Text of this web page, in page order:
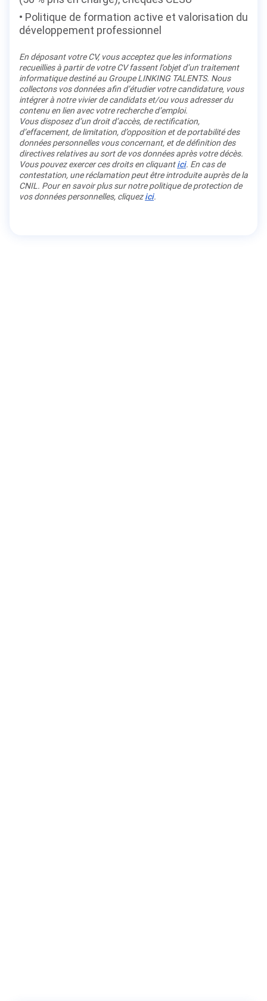
Politique de formation active et valorisation du
développement professionnel
En déposant votre CV, vous acceptez que les informations
recueillies à partir de votre CV fassent l’objet d’un traitement
informatique destiné au Groupe LINKING TALENTS. Nous
collectons vos données afin d’étudier votre candidature, vous
intégrer à notre vivier de candidats et/ou vous adresser du
contenu en lien avec votre recherche d’emploi.
Vous disposez d’un droit d’accès, de rectification,
d’effacement, de limitation, d’opposition et de portabilité des
données personnelles vous concernant, et de définition des
directives relatives au sort de vos données après votre décès.
Vous pouvez exercer ces droits en cliquantici. En cas de
contestation, une réclamation peut être introduite auprès de la
CNIL. Pour en savoir plus sur notre politique de protection de
vos données personnelles, cliquezici.